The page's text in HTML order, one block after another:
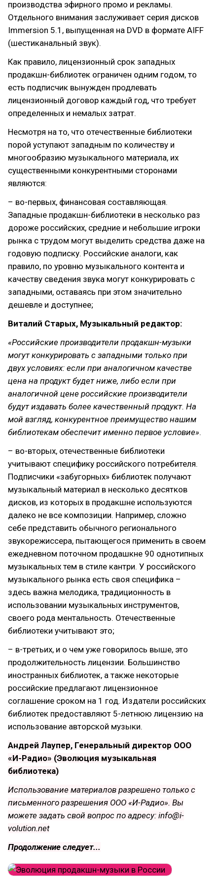
производства эфирного промо и рекламы.
Отдельного внимания заслуживает серия дисков
Immersion 5.1, выпущенная на DVD в формате AIFF
(шестиканальный звук).
Как правило, лицензионный срок западных
продакшн-библиотек ограничен одним годом, то
есть подписчик вынужден продлевать
лицензионный договор каждый год, что требует
определенных и немалых затрат.
Несмотря на то, что отечественные библиотеки
порой уступают западным по количеству и
многообразию музыкального материала, их
существенными конкурентными сторонами
являются:
– во-первых, финансовая составляющая.
Западные продакшн-библиотеки в несколько раз
дороже российских, средние и небольшие игроки
рынка с трудом могут выделить средства даже на
годовую подписку. Российские аналоги, как
правило, по уровню музыкального контента и
качеству сведения звука могут конкурировать с
западными, оставаясь при этом значительно
дешевле и доступнее;
Виталий Старых, Музыкальный редактор:
«Российские производители продакшн-музыки
могут конкурировать с западными только при
двух условиях: если при аналогичном качестве
цена на продукт будет ниже, либо если при
аналогичной цене российские производители
будут издавать более качественный продукт. На
мой взгляд, конкурентное преимущество нашим
библиотекам обеспечит именно первое условие».
– во-вторых, отечественные библиотеки
учитывают специфику российского потребителя.
Подписчики «забугорных» библиотек получают
музыкальный материал в несколько десятков
дисков, из которых в продакшне используются
далеко не все композиции. Например, сложно
себе представить обычного регионального
звукорежиссера, пытающегося применить в своем
ежедневном поточном продашкне 90 однотипных
музыкальных тем в стиле кантри. У российского
музыкального рынка есть своя специфика –
здесь важна мелодика, традиционность в
использовании музыкальных инструментов,
своего рода ментальность. Отечественные
библиотеки учитывают это;
– в-третьих, и о чем уже говорилось выше, это
продолжительность лицензии. Большинство
иностранных библиотек, а также некоторые
российские предлагают лицензионное
соглашение сроком на 1 год. Издатели российских
библиотек предоставляют 5-летнюю лицензию на
использование авторской музыки.
Андрей Лаупер, Генеральный директор ООО
«И-Радио» (Эволюция музыкальная
библиотека)
Использование материалов разрешено только с
письменного разрешения ООО «И-Радио». Вы
можете задать свой вопрос по адресу: info@i-
volution.net
Продолжение следует...